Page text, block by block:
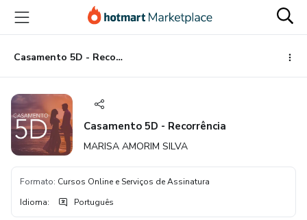
para
conteúdo
principal
para
pagamento
para
rodapé
Casamento 5D - Recorrência
Casamento 5D - Recorrência
MARISA AMORIM SILVA
Formato: Cursos Online e Serviços de Assinatura
Idioma: Português